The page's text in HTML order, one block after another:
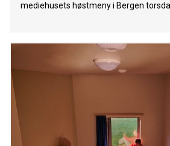
mediehusets høstmeny i Bergen